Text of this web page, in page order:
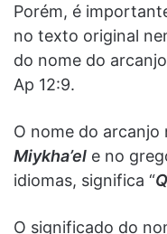
Porém, é
no texto original
do nome do
Ap 12:9.
O nome do
Miykha’el e no
idiomas, significa “
O significado do